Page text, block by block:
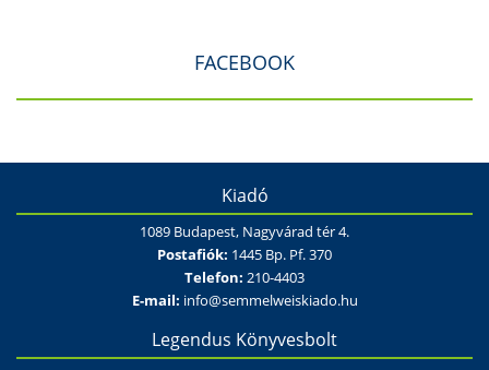
FACEBOOK
Kiadó
1089 Budapest, Nagyvárad tér 4.
Postafiók: 1445 Bp. Pf. 370
Telefon: 210-4403
E-mail: info@semmelweiskiado.hu
Legendus Könyvesbolt